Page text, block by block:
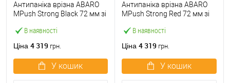
В наявності
Антипаніка врізна ABARO
МPush Strong Black 72 мм зі
Ціна 4 319 грн.
У кошик
В наявності
Антипаніка врізна ABARO
МPush Strong Red 72 мм зі
Ціна 4 319 грн.
У кошик